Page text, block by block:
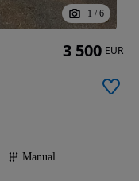
1 / 6
Manual
3 500 EUR